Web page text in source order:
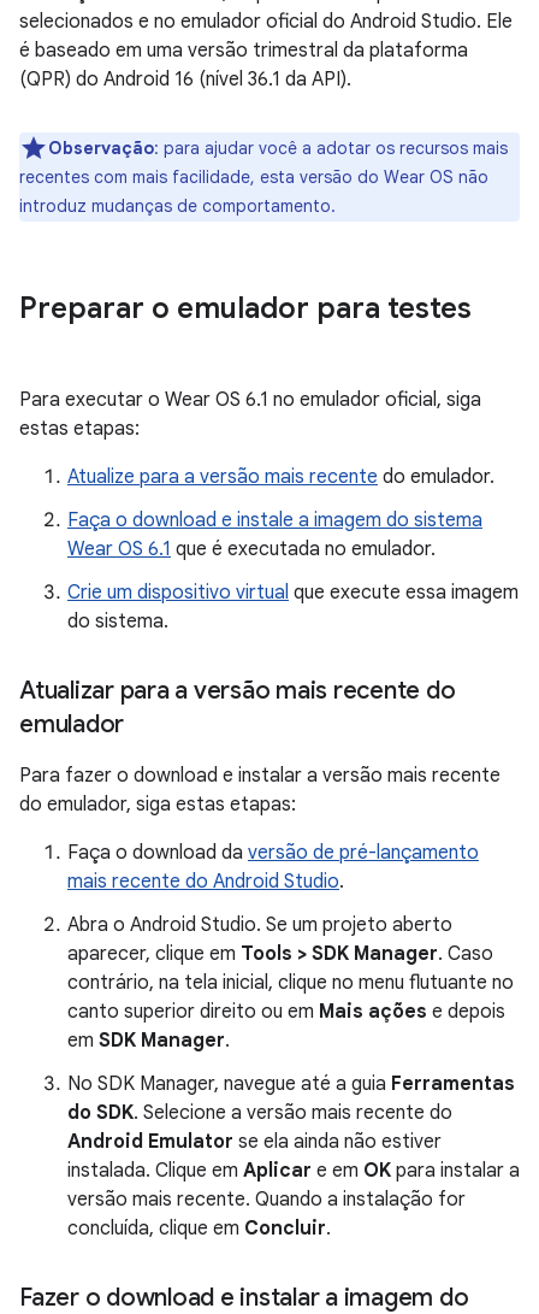
selecionados e no emulador oficial do Android Studio. Ele
é baseado em uma versão trimestral da plataforma
(QPR) do Android 16 (nível 36.1 da API).
Observação: para ajudar você a adotar os recursos mais
recentes com mais facilidade, esta versão do Wear OS não
introduz mudanças de comportamento.
Preparar o emulador para testes
Para executar o Wear OS 6.1 no emulador oficial, siga
estas etapas:
Atualize para a versão mais recente do emulador.
Faça o download e instale a imagem do sistema
Wear OS 6.1 que é executada no emulador.
Crie um dispositivo virtual que execute essa imagem
do sistema.
Atualizar para a versão mais recente do
emulador
Para fazer o download e instalar a versão mais recente
do emulador, siga estas etapas:
Faça o download da versão de pré-lançamento
mais recente do Android Studio.
Abra o Android Studio. Se um projeto aberto
aparecer, clique em Tools > SDK Manager. Caso
contrário, na tela inicial, clique no menu flutuante no
canto superior direito ou em Mais ações e depois
em SDK Manager.
No SDK Manager, navegue até a guia Ferramentas
do SDK. Selecione a versão mais recente do
Android Emulator se ela ainda não estiver
instalada. Clique em Aplicar e em OK para instalar a
versão mais recente. Quando a instalação for
concluída, clique em Concluir.
Fazer o download e instalar a imagem do